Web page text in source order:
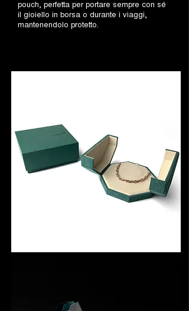
pouch, perfetta per portare sempre con sé
il gioiello in borsa o durante i viaggi,
mantenendolo protetto.